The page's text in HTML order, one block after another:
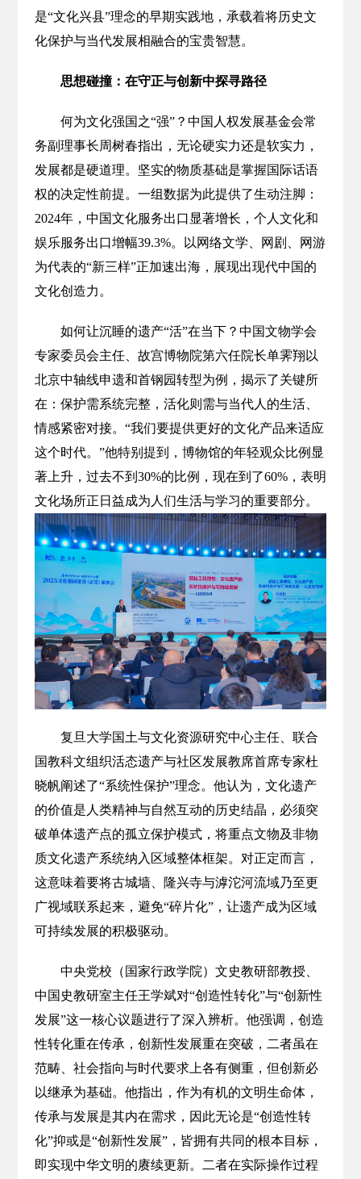
是“文化兴县”理念的早期实践地，承载着将历史文
化保护与当代发展相融合的宝贵智慧。
思想碰撞：在守正与创新中探寻路径
何为文化强国之“强”？中国人权发展基金会常
务副理事长周树春指出，无论硬实力还是软实力，
发展都是硬道理。坚实的物质基础是掌握国际话语
权的决定性前提。一组数据为此提供了生动注脚：
2024年，中国文化服务出口显著增长，个人文化和
娱乐服务出口增幅39.3%。以网络文学、网剧、网游
为代表的“新三样”正加速出海，展现出现代中国的
文化创造力。
如何让沉睡的遗产“活”在当下？中国文物学会
专家委员会主任、故宫博物院第六任院长单霁翔以
北京中轴线申遗和首钢园转型为例，揭示了关键所
在：保护需系统完整，活化则需与当代人的生活、
情感紧密对接。“我们要提供更好的文化产品来适应
这个时代。”他特别提到，博物馆的年轻观众比例显
著上升，过去不到30%的比例，现在到了60%，表明
文化场所正日益成为人们生活与学习的重要部分。
复旦大学国土与文化资源研究中心主任、联合
国教科文组织活态遗产与社区发展教席首席专家杜
晓帆阐述了“系统性保护”理念。他认为，文化遗产
的价值是人类精神与自然互动的历史结晶，必须突
破单体遗产点的孤立保护模式，将重点文物及非物
质文化遗产系统纳入区域整体框架。对正定而言，
这意味着要将古城墙、隆兴寺与滹沱河流域乃至更
广视域联系起来，避免“碎片化”，让遗产成为区域
可持续发展的积极驱动。
中央党校（国家行政学院）文史教研部教授、
中国史教研室主任王学斌对“创造性转化”与“创新性
发展”这一核心议题进行了深入辨析。他强调，创造
性转化重在传承，创新性发展重在突破，二者虽在
范畴、社会指向与时代要求上各有侧重，但创新必
以继承为基础。他指出，作为有机的文明生命体，
传承与发展是其内在需求，因此无论是“创造性转
化”抑或是“创新性发展”，皆拥有共同的根本目标，
即实现中华文明的赓续更新。二者在实际操作过程